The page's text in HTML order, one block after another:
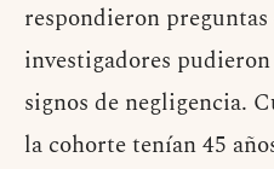
respondieron preguntas
investigadores
signos de negligencia.
la cohorte tenían 45